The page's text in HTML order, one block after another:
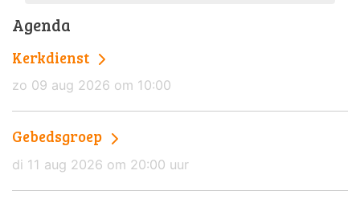
Agenda
Kerkdienst
zo 09 aug 2026 om 10:00
Gebedsgroep
di 11 aug 2026 om 20:00 uur